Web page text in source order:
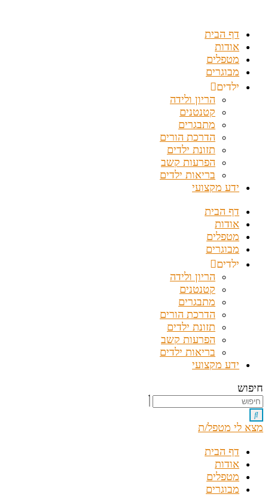
דף הבית
אודות
מטפלים
מבוגרים
ילדים
הריון ולידה
קטנטנים
מתבגרים
הדרכת הורים
תזונת ילדים
הפרעות קשב
בריאות ילדים
ידע מקצועי
דף הבית
אודות
מטפלים
מבוגרים
ילדים
הריון ולידה
קטנטנים
מתבגרים
הדרכת הורים
תזונת ילדים
הפרעות קשב
בריאות ילדים
ידע מקצועי
חיפוש
מצא לי מטפל/ת
דף הבית
אודות
מטפלים
מבוגרים